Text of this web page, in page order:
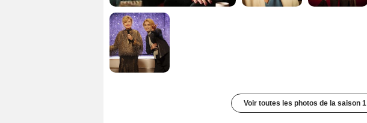
Voir toutes les photos de la saison 1